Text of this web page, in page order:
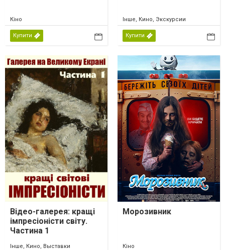
Кіно
Купити
Інше, Кино, Экскурсии
Купити
Відео-галерея: кращі
імпресіоністи світу.
Частина 1
Інше, Кино, Выставки
Морозивник
Кіно